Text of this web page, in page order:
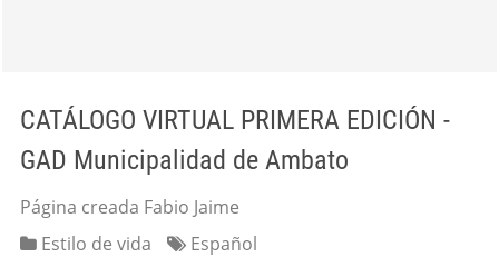
CATÁLOGO VIRTUAL PRIMERA EDICIÓN -
GAD Municipalidad de Ambato
Página creada Fabio Jaime
Estilo de vida
Español